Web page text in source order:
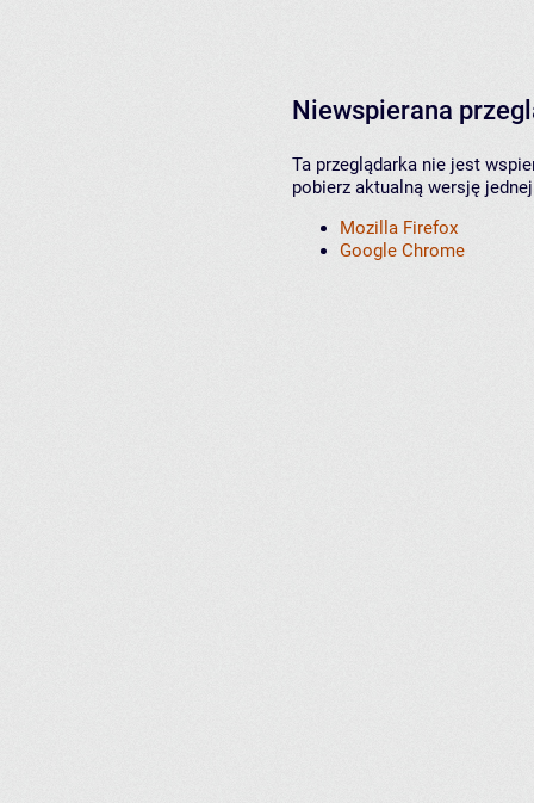
Niewspierana
Ta przeglądarka nie jest
pobierz aktualną wersję
Mozilla Firefox
Google Chrome